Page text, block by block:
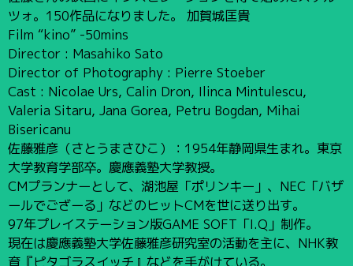
ツォ。150作品になりました。 加賀城匡貴
Film “kino” -50mins
Director : Masahiko Sato
Director of Photography : Pierre Stoeber
Cast : Nicolae Urs, Calin Dron, Ilinca Mintulescu,
Valeria Sitaru, Jana Gorea, Petru Bogdan, Mihai
Bisericanu
佐藤雅彦（さとうまさひこ）：1954年静岡県生まれ。東京
大学教育学部卒。慶應義塾大学教授。
CMプランナーとして、湖池屋「ポリンキー」、NEC「バザ
ールでござーる」などのヒットCMを世に送り出す。
97年プレイステーション版GAME SOFT「I.Q」制作。
現在は慶應義塾大学佐藤雅彦研究室の活動を主に、NHK教
育『ピタゴラスイッチ』などを手がけている。